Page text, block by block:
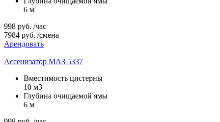
6 м
998 руб. /час
7984 руб. /смена
Арендовать
Ассенизатор МАЗ 5337
Вместимость цистерны
10 м3
Глубина очищаемой ямы
6 м